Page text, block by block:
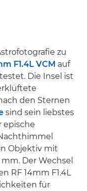
zu
F1.4L VCM auf
Die Insel ist
den Sternen
sind sein liebstes
epische
Objektiv mit
Der Wechsel
RF 14mm F1.4L
für